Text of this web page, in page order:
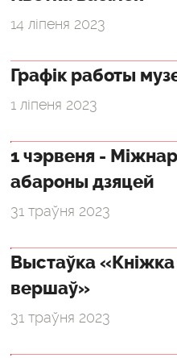
14 ліпеня 2023
Графік работы
1 ліпеня 2023
1 чэрвеня -
абароны дзяцей
31 траўня 2023
Выстаўка
вершаў»
31 траўня 2023